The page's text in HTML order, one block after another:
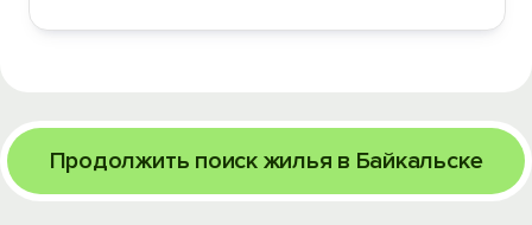
Продолжить поиск жилья в Байкальске